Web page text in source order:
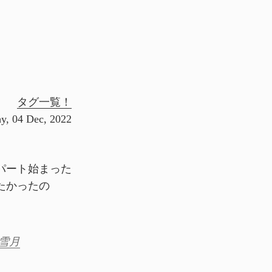
タグ一覧！
04 Dec, 2022
ート始まった
かったの
月